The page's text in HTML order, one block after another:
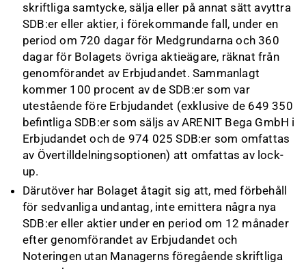
skriftliga samtycke, sälja eller på annat sätt avyttra
SDB:er eller aktier, i förekommande fall, under en
period om 720 dagar för Medgrundarna och 360
dagar för Bolagets övriga aktieägare, räknat från
genomförandet av Erbjudandet. Sammanlagt
kommer 100 procent av de SDB:er som var
utestående före Erbjudandet (exklusive de 649 350
befintliga SDB:er som säljs av ARENIT Bega GmbH i
Erbjudandet och de 974 025 SDB:er som omfattas
av Övertilldelningsoptionen) att omfattas av lock-
up.
Därutöver har Bolaget åtagit sig att, med förbehåll
för sedvanliga undantag, inte emittera några nya
SDB:er eller aktier under en period om 12 månader
efter genomförandet av Erbjudandet och
Noteringen utan Managerns föregående skriftliga